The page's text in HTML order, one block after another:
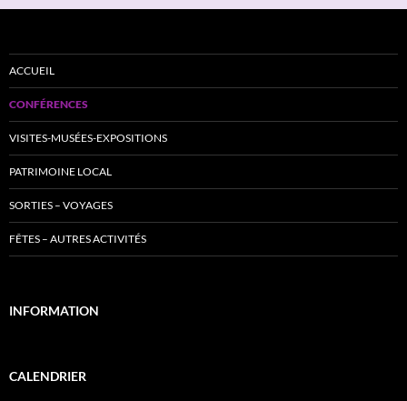
ACCUEIL
CONFÉRENCES
VISITES-MUSÉES-EXPOSITIONS
PATRIMOINE LOCAL
SORTIES – VOYAGES
FÊTES – AUTRES ACTIVITÉS
INFORMATION
CALENDRIER